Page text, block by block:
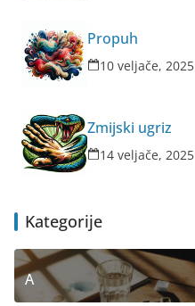
Propuh
10 veljače, 2025
Zmijski ugriz
14 veljače, 2025
Kategorije
A